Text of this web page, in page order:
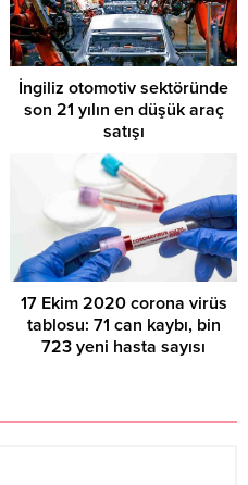
İngiliz otomotiv sektöründe
son 21 yılın en düşük araç
satışı
17 Ekim 2020 corona virüs
tablosu: 71 can kaybı, bin
723 yeni hasta sayısı